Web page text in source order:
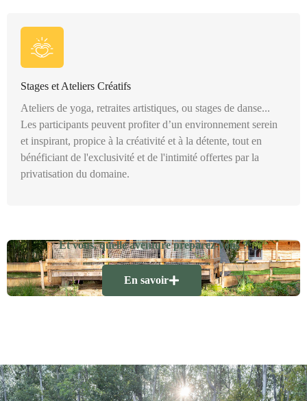
Stages et Ateliers Créatifs
Ateliers de yoga, retraites artistiques, ou stages de danse...
Les participants peuvent profiter d’un environnement serein
et inspirant, propice à la créativité et à la détente, tout en
bénéficiant de l'exclusivité et de l'intimité offertes par la
privatisation du domaine.
Et vous, quelle aventure preparez-vous ?
En savoir